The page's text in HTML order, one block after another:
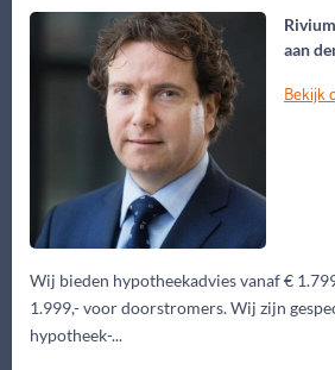
aan
Bekijk
Wij bieden hypotheekadvies vanaf €
1.999,- voor doorstromers. Wij zijn
hypotheek-...